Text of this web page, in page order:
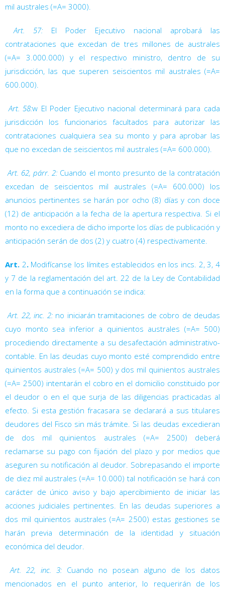
mil australes (=A= 3000).
Art. 57: El Poder Ejecutivo nacional aprobará las
contrataciones que excedan de tres millones de australes
(=A= 3.000.000) y el respectivo ministro, dentro de su
jurisdicción, las que superen seiscientos mil australes (=A=
600.000).
Art. 58:w El Poder Ejecutivo nacional determinará para cada
jurisdicción los funcionarios facultados para autorizar las
contrataciones cualquiera sea su monto y para aprobar las
que no excedan de seiscientos mil australes (=A= 600.000).
Art. 62, párr. 2: Cuando el monto presunto de la contratación
excedan de seiscientos mil australes (=A= 600.000) los
anuncios pertinentes se harán por ocho (8) días y con doce
(12) de anticipación a la fecha de la apertura respectiva. Si el
monto no excediera de dicho importe los días de publicación y
anticipación serán de dos (2) y cuatro (4) respectivamente.
Art. 2.Modifícanse los límites establecidos en los incs. 2, 3, 4
y 7 de la reglamentación del art. 22 de la Ley de Contabilidad
en la forma que a continuación se indica:
Art. 22, inc. 2:no iniciarán tramitaciones de cobro de deudas
cuyo monto sea inferior a quinientos australes (=A= 500)
procediendo directamente a su desafectación administrativo-
contable. En las deudas cuyo monto esté comprendido entre
quinientos australes (=A= 500) y dos mil quinientos australes
(=A= 2500) intentarán el cobro en el domicilio constituido por
el deudor o en el que surja de las diligencias practicadas al
efecto. Si esta gestión fracasara se declarará a sus titulares
deudores del Fisco sin más trámite. Si las deudas excedieran
de dos mil quinientos australes (=A= 2500) deberá
reclamarse su pago con fijación del plazo y por medios que
aseguren su notificación al deudor. Sobrepasando el importe
de diez mil australes (=A= 10.000) tal notificación se hará con
carácter de único aviso y bajo apercibimiento de iniciar las
acciones judiciales pertinentes. En las deudas superiores a
dos mil quinientos australes (=A= 2500) estas gestiones se
harán previa determinación de la identidad y situación
económica del deudor.
Art. 22, inc. 3: Cuando no posean alguno de los datos
mencionados en el punto anterior, lo requerirán de los